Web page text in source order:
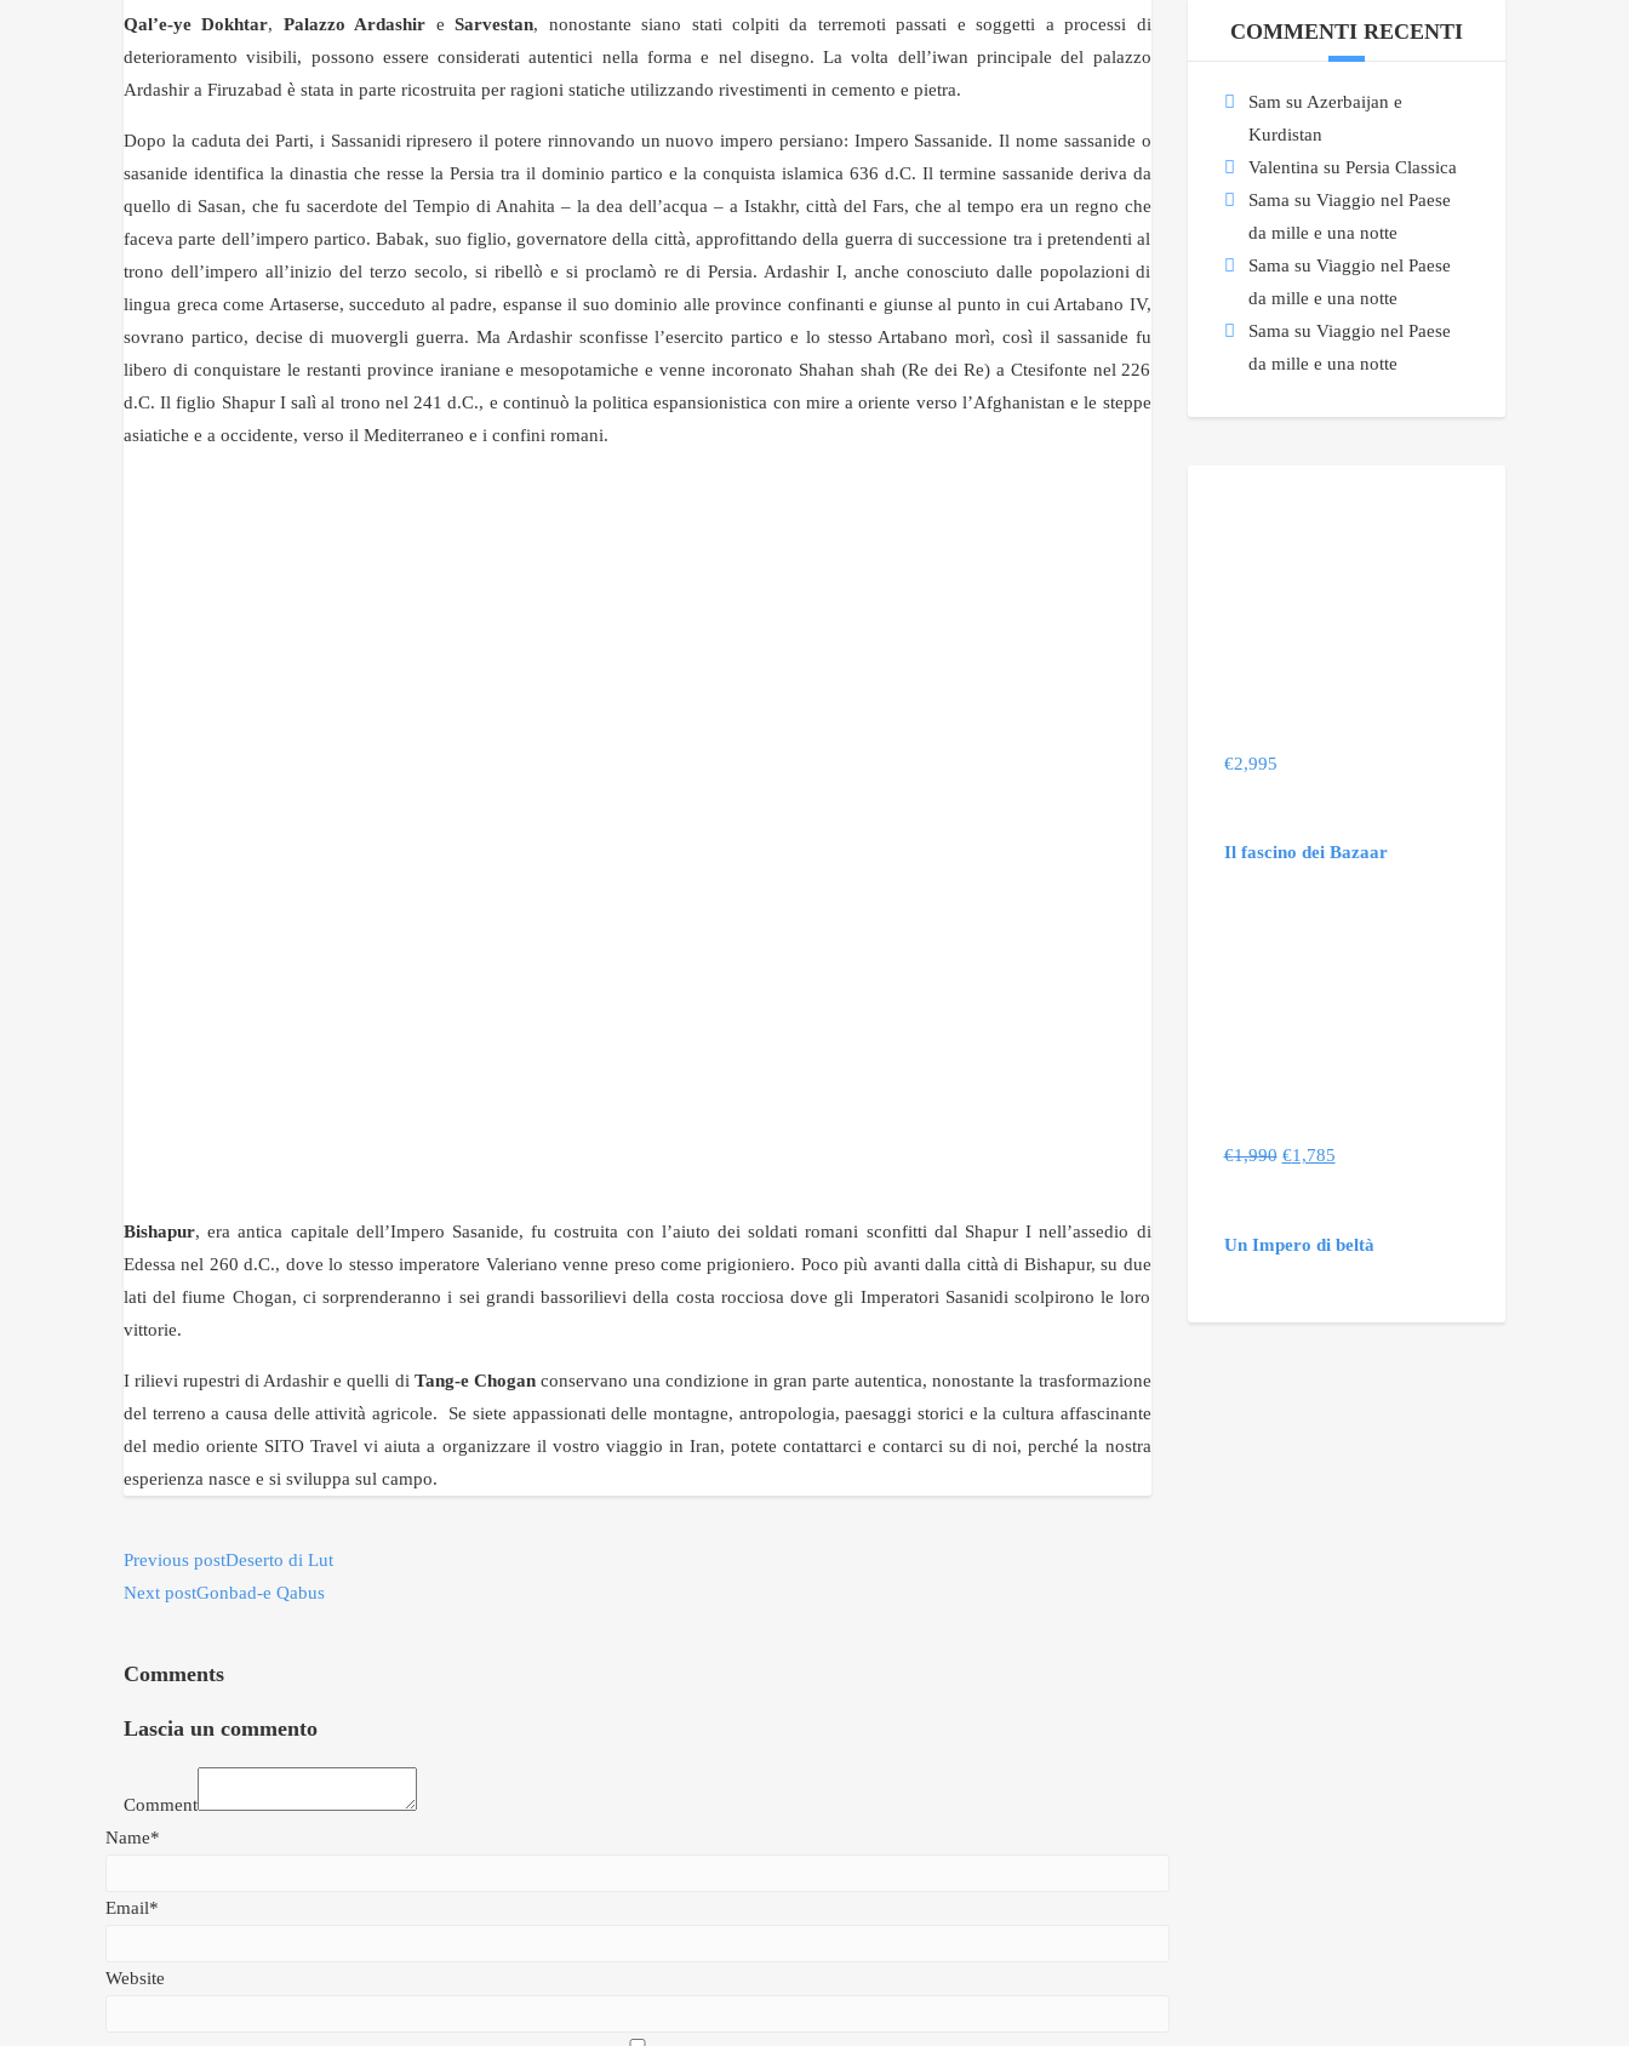
Qal’e-ye Dokhtar, Palazzo Ardashir eSarvestan, nonostante siano stati colpiti da terremoti passati e soggetti a processi di
deterioramento visibili, possono essere considerati autentici nella forma e nel disegno. La volta dell’iwan principale del palazzo
Ardashir a Firuzabad è stata in parte ricostruita per ragioni statiche utilizzando rivestimenti in cemento e pietra.
Dopo la caduta dei Parti, i Sassanidi ripresero il potere rinnovando un nuovo impero persiano: Impero Sassanide. Il nome sassanide o
sasanide identifica la dinastia che resse la Persia tra il dominio partico e la conquista islamica 636 d.C. Il termine sassanide deriva da
quello di Sasan, che fu sacerdote del Tempio di Anahita – la dea dell’acqua – a Istakhr, città del Fars, che al tempo era un regno che
faceva parte dell’impero partico. Babak, suo figlio, governatore della città, approfittando della guerra di successione tra i pretendenti al
trono dell’impero all’inizio del terzo secolo, si ribellò e si proclamò re di Persia. Ardashir I, anche conosciuto dalle popolazioni di
lingua greca come Artaserse, succeduto al padre, espanse il suo dominio alle province confinanti e giunse al punto in cui Artabano IV,
sovrano partico, decise di muovergli guerra. Ma Ardashir sconfisse l’esercito partico e lo stesso Artabano morì, così il sassanide fu
libero di conquistare le restanti province iraniane e mesopotamiche e venne incoronato Shahan shah (Re dei Re) a Ctesifonte nel 226
d.C. Il figlio Shapur I salì al trono nel 241 d.C., e continuò la politica espansionistica con mire a oriente verso l’Afghanistan e le steppe
asiatiche e a occidente, verso il Mediterraneo e i confini romani.
Bishapur, era antica capitale dell’Impero Sasanide, fu costruita con l’aiuto dei soldati romani sconfitti dal Shapur I nell’assedio di
Edessa nel 260 d.C., dove lo stesso imperatore Valeriano venne preso come prigioniero. Poco più avanti dalla città di Bishapur, su due
lati del fiume Chogan, ci sorprenderanno i sei grandi bassorilievi della costa rocciosa dove gli Imperatori Sasanidi scolpirono le loro
vittorie.
I rilievi rupestri di Ardashir e quelli di Tang-e Choganconservano una condizione in gran parte autentica, nonostante la trasformazione
del terreno a causa delle attività agricole. Se siete appassionati delle montagne, antropologia, paesaggi storici e la cultura affascinante
del medio oriente SITO Travel vi aiuta a organizzare il vostro viaggio in Iran, potete contattarci e contarci su di noi, perché la nostra
esperienza nasce e si sviluppa sul campo.
Previous postDeserto di Lut
Next postGonbad-e Qabus
Comments
Lascia un commento
Comment
Name*
Email*
Website
COMMENTI RECENTI
Sam su Azerbaijan e
Kurdistan
Valentina su Persia Classica
Sama su Viaggio nel Paese
da mille e una notte
Sama su Viaggio nel Paese
da mille e una notte
Sama su Viaggio nel Paese
da mille e una notte
€2,995
Il fascino dei Bazaar
€1,990 €1,785
Un Impero di beltà